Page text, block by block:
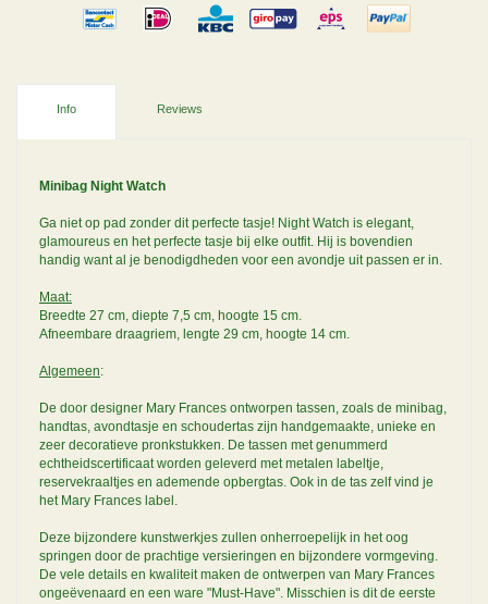
Info Reviews
Minibag Night Watch
Ga niet op pad zonder dit perfecte tasje! Night Watch is elegant,
glamoureus en het perfecte tasje bij elke outfit. Hij is bovendien
handig want al je benodigdheden voor een avondje uit passen er in.
Maat:
Breedte 27 cm, diepte 7,5 cm, hoogte 15 cm.
Afneembare draagriem, lengte 29 cm, hoogte 14 cm.
Algemeen:
De door designer Mary Frances ontworpen tassen, zoals de minibag,
handtas, avondtasje en schoudertas zijn handgemaakte, unieke en
zeer decoratieve pronkstukken. De tassen met genummerd
echtheidscertificaat worden geleverd met metalen labeltje,
reservekraaltjes en ademende opbergtas. Ook in de tas zelf vind je
het Mary Frances label.
Deze bijzondere kunstwerkjes zullen onherroepelijk in het oog
springen door de prachtige versieringen en bijzondere vormgeving.
De vele details en kwaliteit maken de ontwerpen van Mary Frances
ongeëvenaard en een ware "Must-Have". Misschien is dit de eerste